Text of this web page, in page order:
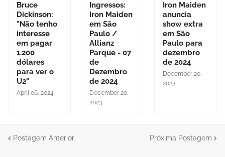
Bruce
Dickinson:
"Não tenho
interesse
em pagar
1.200
dólares
para ver o
U2"
April 06, 2024
Ingressos:
Iron Maiden
em São
Paulo /
Allianz
Parque - 07
de
Dezembro
de 2024
December 20,
2023
Iron Maiden
anuncia
show extra
em São
Paulo para
dezembro
de 2024
December 20,
2023
Postagem Anterior Próxima Postagem